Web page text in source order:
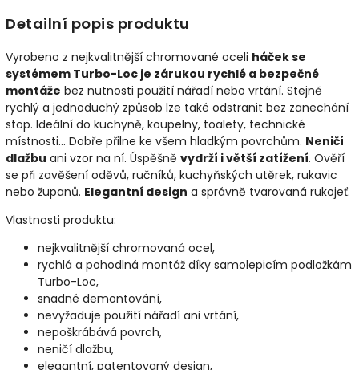
Detailní popis produktu
Vyrobeno z nejkvalitnější chromované oceli háček se
systémem Turbo-Loc je zárukou rychlé a bezpečné
montáže bez nutnosti použití nářadí nebo vrtání. Stejně
rychlý a jednoduchý způsob lze také odstranit bez zanechání
stop. Ideální do kuchyně, koupelny, toalety, technické
místnosti... Dobře přilne ke všem hladkým povrchům. Neničí
dlažbu ani vzor na ní. Úspěšně vydrží i větší zatížení. Ověří
se při zavěšení oděvů, ručníků, kuchyňských utěrek, rukavic
nebo županů. Elegantní design a správně tvarovaná rukojeť.
Vlastnosti produktu:
nejkvalitnější chromovaná ocel,
rychlá a pohodlná montáž díky samolepicím podložkám
Turbo-Loc,
snadné demontování,
nevyžaduje použití nářadí ani vrtání,
nepoškrábává povrch,
neničí dlažbu,
elegantní, patentovaný design,